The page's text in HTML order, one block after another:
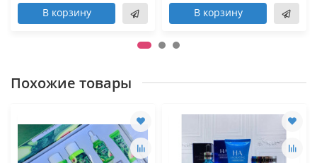
В корзину В корзину
Похожие товары